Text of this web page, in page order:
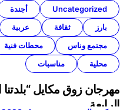
Uncategorized أجندة
بارز
ثقافة عربية
مجتمع وناس
محطات فنية
محلية
مناسبات
مهرجان زوق مكايل
الرابعة